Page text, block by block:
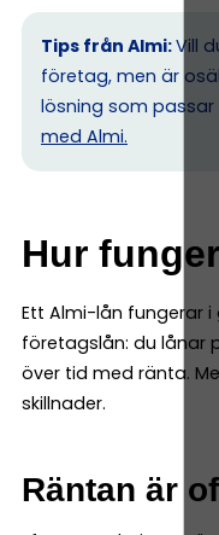
Tips från Almi:Vill
företag, men är
lösning som passar
med Almi.
Hur
Ett Almi-lån fungerar
företagslån: du lånar
över tid med ränta.
skillnader.
Räntan är